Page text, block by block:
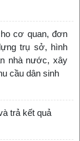
cơ quan, đơn
trụ sở, hình
nhà nước, xây
cầu dân sinh
trả kết quả